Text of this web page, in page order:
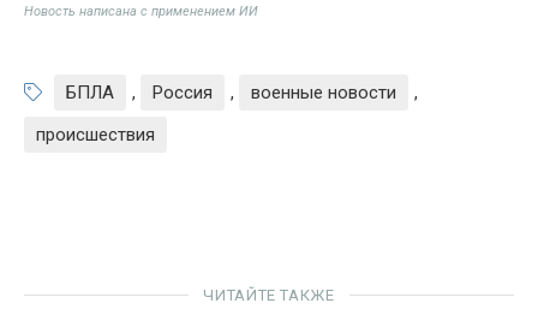
Новость написана с применением ИИ
БПЛА , Россия , военные новости
,
происшествия
ЧИТАЙТЕ ТАКЖЕ